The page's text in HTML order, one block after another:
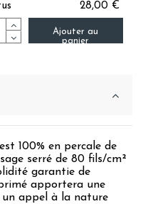
28,00 €
Ajouter au
panier
100% en percale de
serré de 80 fils/cm²
garantie de
apportera une
appel à la nature